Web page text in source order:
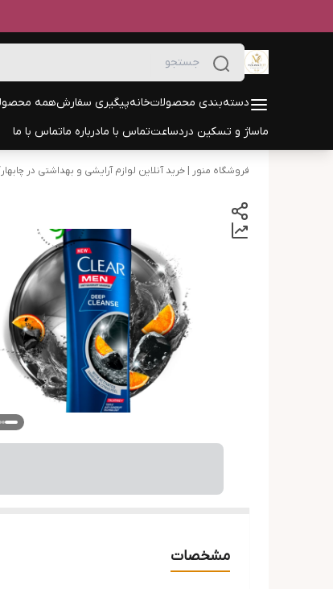
دسته‌بندی محصولاتخانهپیگیری سفارشهمه
ماساژ و تسکین دردساعتتماس با مادرباره ماتماس با ما
فروشگاه منور | خرید آنلاین لوازم آرایشی و بهداشتی در چابهار
مشخصات